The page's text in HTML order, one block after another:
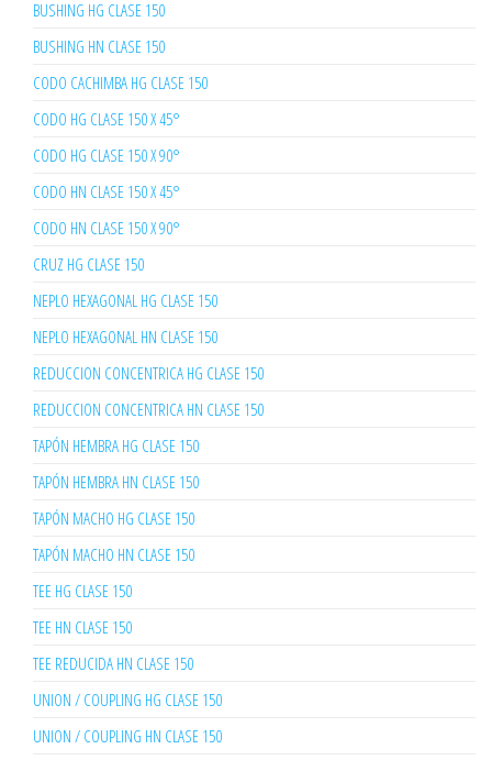
BUSHING HG CLASE 150
BUSHING HN CLASE 150
CODO CACHIMBA HG CLASE 150
CODO HG CLASE 150 X 45°
CODO HG CLASE 150 X 90°
CODO HN CLASE 150 X 45°
CODO HN CLASE 150 X 90°
CRUZ HG CLASE 150
NEPLO HEXAGONAL HG CLASE 150
NEPLO HEXAGONAL HN CLASE 150
REDUCCION CONCENTRICA HG CLASE 150
REDUCCION CONCENTRICA HN CLASE 150
TAPÓN HEMBRA HG CLASE 150
TAPÓN HEMBRA HN CLASE 150
TAPÓN MACHO HG CLASE 150
TAPÓN MACHO HN CLASE 150
TEE HG CLASE 150
TEE HN CLASE 150
TEE REDUCIDA HN CLASE 150
UNION / COUPLING HG CLASE 150
UNION / COUPLING HN CLASE 150